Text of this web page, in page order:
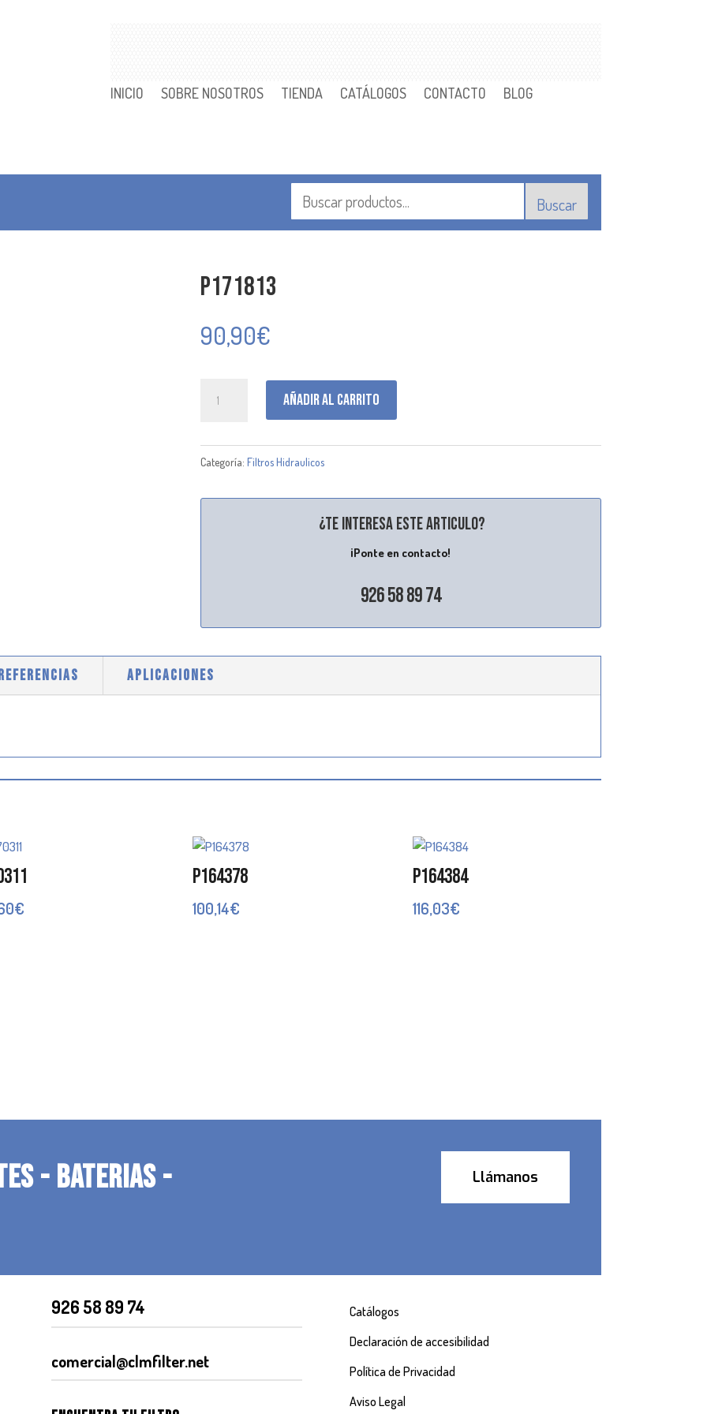
INICIO SOBRE NOSOTROS TIENDA CATÁLOGOS CONTACTO BLOG
Buscar
P171813
90,90€
Añadir al carrito
Categoría: Filtros Hidraulicos
¿Te interesa este articulo?
¡Ponte en contacto!
926 58 89 74
APLICACIONES
€
P164378
100,14€
P164384
116,03€
- BATERIAS -
Llámanos
926 58 89 74
comercial@clmfilter.net
Catálogos
Declaración de accesibilidad
Política de Privacidad
Aviso Legal